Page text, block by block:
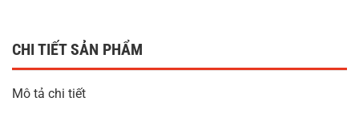
CHI TIẾT SẢN PHẨM
Mô tả chi tiết